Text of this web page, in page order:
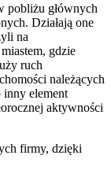
pobliżu głównych
Działają one
na
gdzie
ruch
należących
inny element
aktywności
firmy, dzięki